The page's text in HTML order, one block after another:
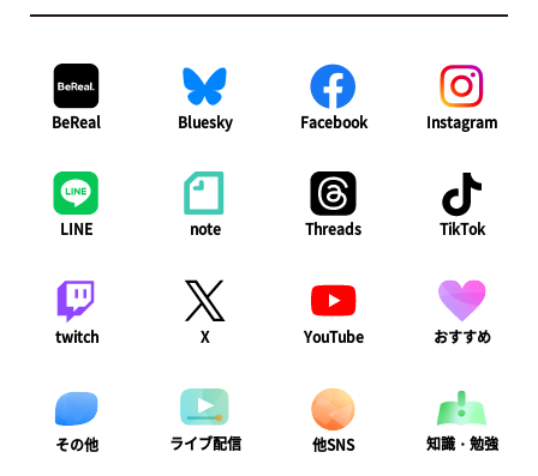
BeReal Bluesky Facebook Instagram
LINE note Threads TikTok
twitch X YouTube おすすめ
その他 ライブ配信 他SNS 知識・勉強